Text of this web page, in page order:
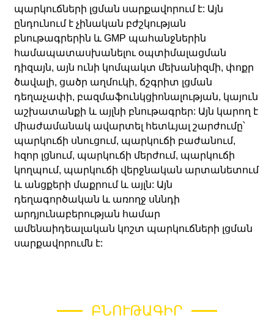
պարկուճների լցման սարքավորում է: Այն
ընդունում է չինական բժշկության
բնութագրերին և GMP պահանջներին
համապատասխանելու օպտիմալացման
դիզայն, այն ունի կոմպակտ մեխանիզմի, փոքր
ծավալի, ցածր աղմուկի, ճշգրիտ լցման
դեղաչափի, բազմաֆունկցիոնալության, կայուն
աշխատանքի և այլնի բնութագրեր: Այն կարող է
միաժամանակ ավարտել հետևյալ շարժումը՝
պարկուճի սնուցում, պարկուճի բաժանում,
հզոր լցնում, պարկուճի մերժում, պարկուճի
կողպում, պարկուճի վերջնական արտանետում
և անցքերի մաքրում և այլն: Այն
դեղագործական և առողջ սննդի
արդյունաբերության համար
ամենաիդեալական կոշտ պարկուճների լցման
սարքավորումն է:
ԲՆՈՒԹԱԳԻՐ